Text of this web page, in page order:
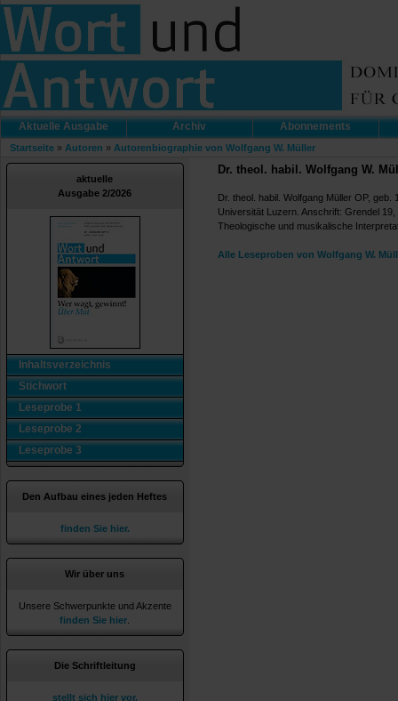
Aktuelle Ausgabe Archiv Abonnements
Startseite » Autoren » Autorenbiographie von Wolfgang W. Müller
aktuelle
Ausgabe 2/2026
Inhaltsverzeichnis
Stichwort
Leseprobe 1
Leseprobe 2
Leseprobe 3
Den Aufbau eines jeden Heftes
finden Sie hier.
Wir über uns
Unsere Schwerpunkte und Akzente
finden Sie hier
Die Schriftleitung
stellt sich hier vor.
Dr. theol. habil. Wolfgang W.
Dr. theol. habil. Wolfgang Müller OP,
Universität Luzern. Anschrift: Grendel
Theologische und musikalische
Alle Leseproben von Wolfgang W.